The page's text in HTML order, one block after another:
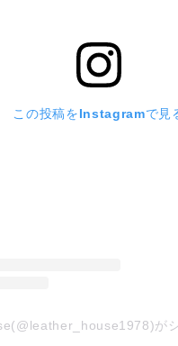
この投稿をInstagramで見
が